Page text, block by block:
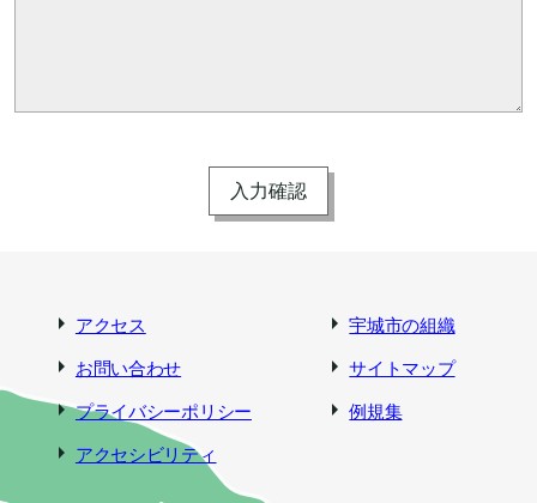
アクセス
宇城市の組織
お問い合わせ
サイトマップ
プライバシーポリシー
例規集
アクセシビリティ